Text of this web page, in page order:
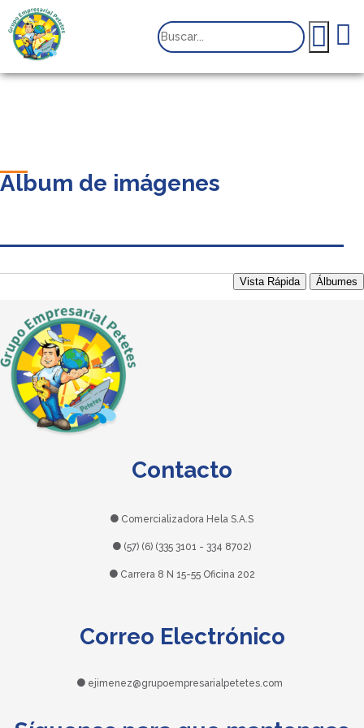
Album de imágenes
Vista Rápida Álbumes
Contacto
Comercializadora Hela S.A.S
(57) (6) (335 3101 - 334 8702)
Carrera 8 N 15-55 Oficina 202
Correo Electrónico
ejimenez@grupoempresarialpetetes.com